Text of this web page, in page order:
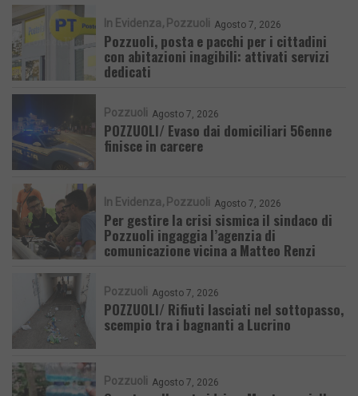
In Evidenza Pozzuoli Agosto 7, 2026
Pozzuoli, posta e pacchi per i cittadini
con abitazioni inagibili: attivati servizi
dedicati
Pozzuoli Agosto 7, 2026
POZZUOLI/ Evaso dai domiciliari 56enne
finisce in carcere
In Evidenza Pozzuoli Agosto 7, 2026
Per gestire la crisi sismica il sindaco di
Pozzuoli ingaggia l’agenzia di
comunicazione vicina a Matteo Renzi
Pozzuoli Agosto 7, 2026
POZZUOLI/ Rifiuti lasciati nel sottopasso,
scempio tra i bagnanti a Lucrino
Pozzuoli Agosto 7, 2026